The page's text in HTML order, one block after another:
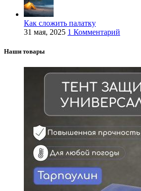
Как сложить палатку
31 мая, 2025 1 Комментарий
Наши товары